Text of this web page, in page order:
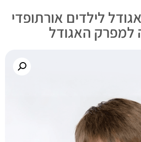
לילדים אורתופדי
למפרק האגודל